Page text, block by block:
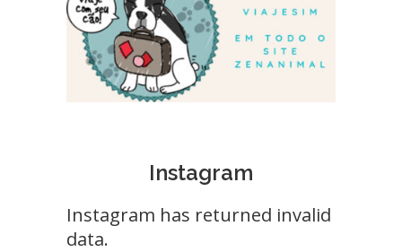
Instagram
Instagram has returned invalid
data.